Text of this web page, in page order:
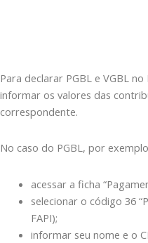
Para declarar PGBL e VGBL
informar os valores das
correspondente.
No caso do PGBL, por
acessar a ficha
selecionar o código 36
FAPI);
informar seu nome e o